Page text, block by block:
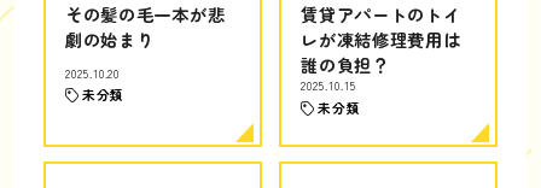
その髪の毛一本が悲
劇の始まり
2025.10.20
未分類
賃貸アパートのトイ
レが凍結修理費用は
誰の負担？
2025.10.15
未分類